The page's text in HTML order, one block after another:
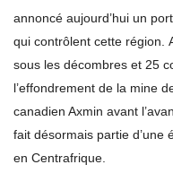
annoncé aujourd’hui un
qui contrôlent cette région.
sous les décombres et 25
l’effondrement de la mine
canadien Axmin avant
fait désormais partie d’une
en Centrafrique.